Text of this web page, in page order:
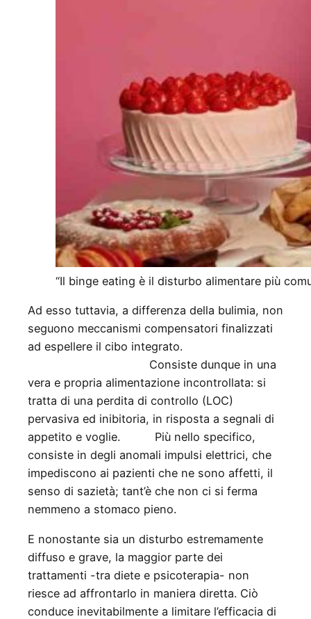
“Il binge eating è il disturbo alimentare più
Ad esso tuttavia, a differenza della bulimia, non
seguono meccanismi compensatori finalizzati
ad espellere il cibo integrato.
Consiste dunque in una
vera e propria alimentazione incontrollata: si
tratta di una perdita di controllo (LOC)
pervasiva ed inibitoria, in risposta a segnali di
appetito e voglie. Più nello specifico,
consiste in degli anomali impulsi elettrici, che
impediscono ai pazienti che ne sono affetti, il
senso di sazietà; tant’è che non ci si ferma
nemmeno a stomaco pieno.
E nonostante sia un disturbo estremamente
diffuso e grave, la maggior parte dei
trattamenti -tra diete e psicoterapia- non
riesce ad affrontarlo in maniera diretta. Ciò
conduce inevitabilmente a limitare l’efficacia di